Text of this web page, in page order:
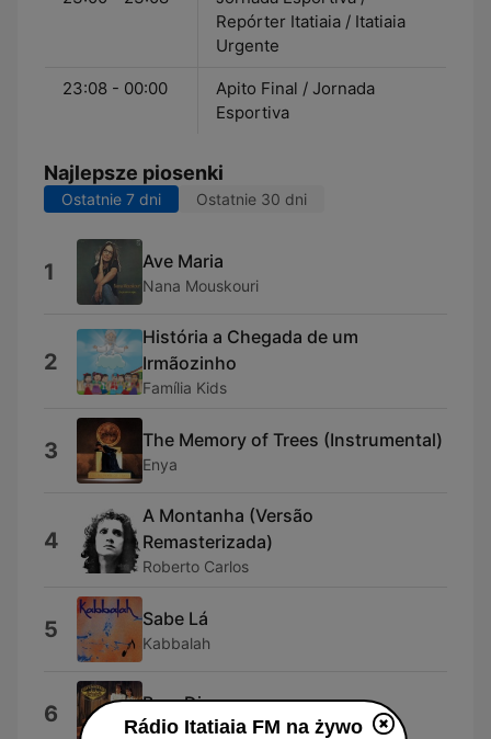
Repórter Itatiaia / Itatiaia
Urgente
23:08 - 00:00
Apito Final / Jornada
Esportiva
Najlepsze piosenki
Ostatnie 7 dni Ostatnie 30 dni
1 Ave Maria
Nana Mouskouri
2
História a Chegada de um
Irmãozinho
Família Kids
3 The Memory of Trees (Instrumental)
Enya
4
A Montanha (Versão
Remasterizada)
Roberto Carlos
5 Sabe Lá
Kabbalah
6 Bom Dia
Chitãozinho & Xororó
Rádio Itatiaia FM na żywo